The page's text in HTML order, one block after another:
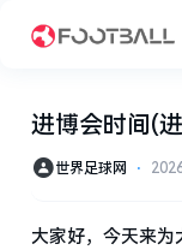
进博会时间(
世界足球网 ⋅
大家好，今天来为